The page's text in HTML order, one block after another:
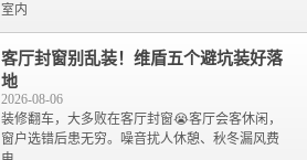
室内
客厅封窗别乱装！维盾五个避坑装好落
地
2026-08-06
装修翻车，大多败在客厅封窗😭客厅会客休闲，
窗户选错后患无穷。噪音扰人休憩、秋冬漏风费